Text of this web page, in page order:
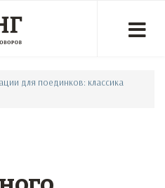
для поединков: классика